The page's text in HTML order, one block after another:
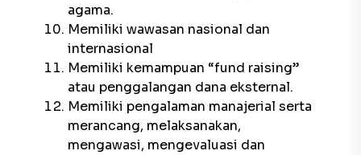
agama.
Memiliki wawasan nasional dan
internasional
Memiliki kemampuan “fund raising”
atau penggalangan dana eksternal.
Memiliki pengalaman manajerial serta
merancang, melaksanakan,
mengawasi, mengevaluasi dan